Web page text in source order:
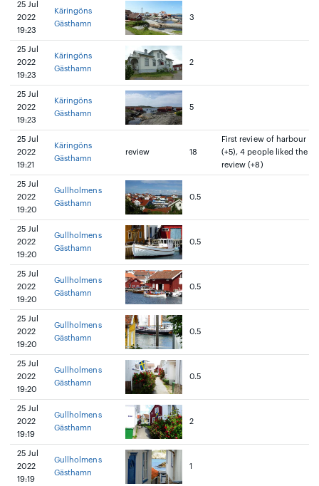
25 Jul
2022
19:23
Käringöns
Gästhamn
3
25 Jul
2022
19:23
Käringöns
Gästhamn
2
25 Jul
2022
19:23
Käringöns
Gästhamn
5
25 Jul
2022
19:21
Käringöns
Gästhamn
review 18
First review of harbour
(+5), 4 people liked the
review (+8)
25 Jul
2022
19:20
Gullholmens
Gästhamn
0.5
25 Jul
2022
19:20
Gullholmens
Gästhamn
0.5
25 Jul
2022
19:20
Gullholmens
Gästhamn
0.5
25 Jul
2022
19:20
Gullholmens
Gästhamn
0.5
25 Jul
2022
19:20
Gullholmens
Gästhamn
0.5
25 Jul
2022
19:19
Gullholmens
Gästhamn
2
25 Jul
2022
19:19
Gullholmens
Gästhamn
1